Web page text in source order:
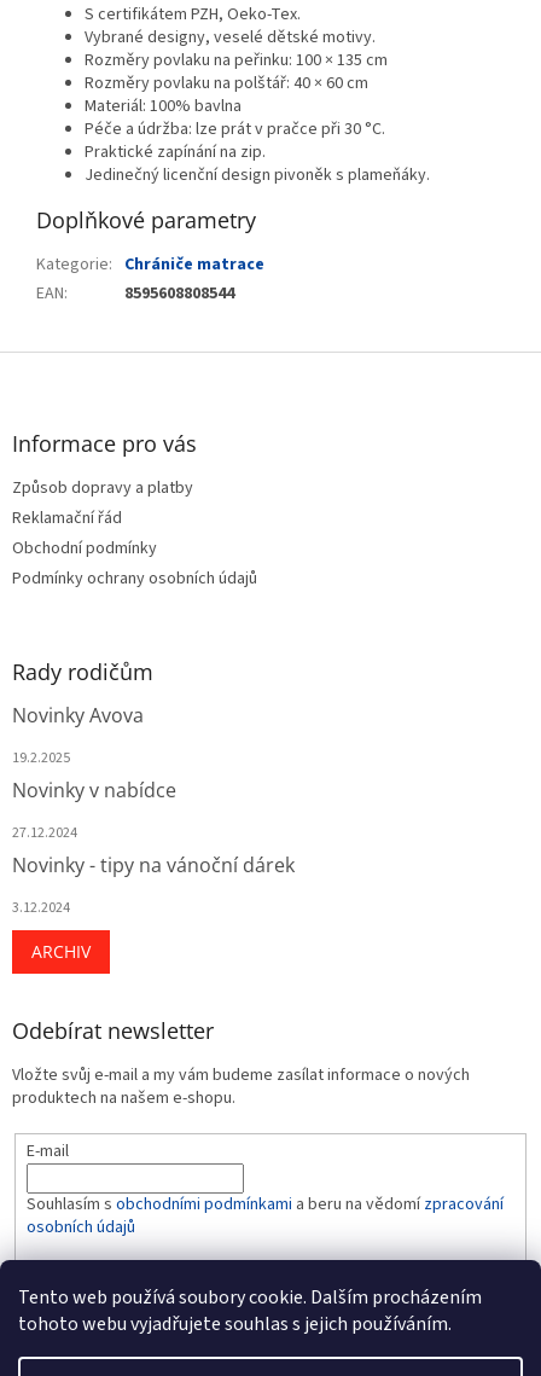
Tento web používá soubory cookie. Dalším procházením
tohoto webu vyjadřujete souhlas s jejich používáním.
S certifikátem PZH, Oeko-Tex.
Vybrané designy, veselé dětské motivy.
Rozměry povlaku na peřinku: 100 × 135 cm
Rozměry povlaku na polštář: 40 × 60 cm
Materiál: 100% bavlna
Péče a údržba: lze prát v pračce při 30 °C.
Praktické zapínání na zip.
Jedinečný licenční design pivoněk s plameňáky.
Doplňkové parametry
Kategorie: Chrániče matrace
EAN: 8595608808544
Z
Informace pro vás
Způsob dopravy a platby
Reklamační řád
Obchodní podmínky
Podmínky ochrany osobních údajů
Rady rodičům
Novinky Avova
19.2.2025
Novinky v nabídce
27.12.2024
Novinky - tipy na vánoční dárek
3.12.2024
ARCHIV
Odebírat newsletter
Vložte svůj e-mail a my vám budeme zasílat informace o nových
produktech na našem e-shopu.
E-mail
Souhlasím s obchodními podmínkami a beru na vědomízpracování
osobních údajů
PŘIHLÁSIT SE